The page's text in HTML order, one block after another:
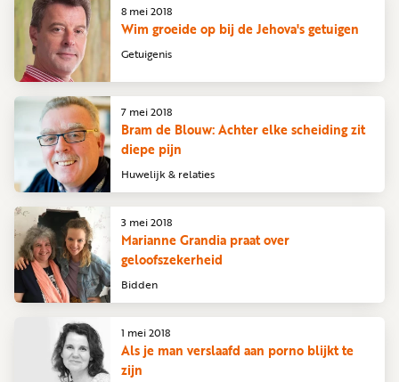
Getuigenis
Wim groeide op bij de Jehova's getuigen
8 mei 2018
Huwelijk & relaties
Bram de Blouw: Achter elke scheiding zit
diepe pijn
7 mei 2018
Bidden
Marianne Grandia praat over
geloofszekerheid
3 mei 2018
Als je man verslaafd aan porno blijkt te
zijn
1 mei 2018